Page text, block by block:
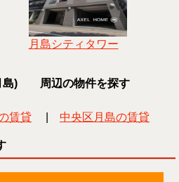
月島シティタワー
島) 周辺の物件を探す
賃貸 中央区月島の賃貸